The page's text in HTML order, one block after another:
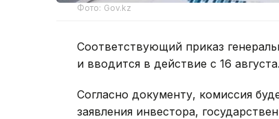
Фото: Gov.kz
Соответствующий приказ
и вводится в действие с 16 августа.
Согласно документу, комиссия
заявления инвестора,